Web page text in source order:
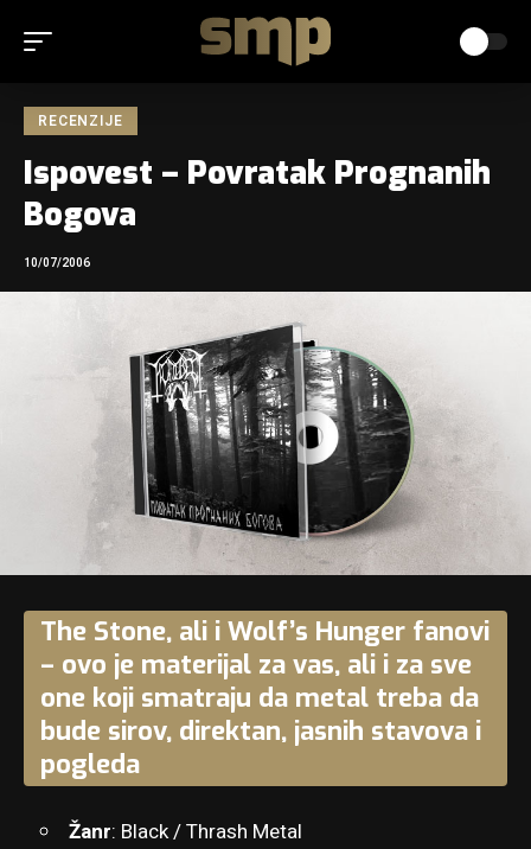
RECENZIJE
Ispovest – Povratak Prognanih
Bogova
10/07/2006
The Stone, ali i Wolf’s Hunger fanovi
– ovo je materijal za vas, ali i za sve
one koji smatraju da metal treba da
bude sirov, direktan, jasnih stavova i
pogleda
Žanr: Black / Thrash Metal